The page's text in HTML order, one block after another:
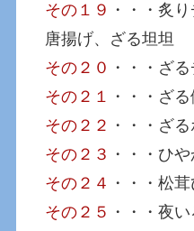
その１９ ・・・炙
唐揚げ、ざる坦坦
その２０ ・・・ざ
その２１ ・・・ざ
その２２ ・・・ざ
その２３ ・・・ひ
その２４ ・・・松
その２５ ・・・夜